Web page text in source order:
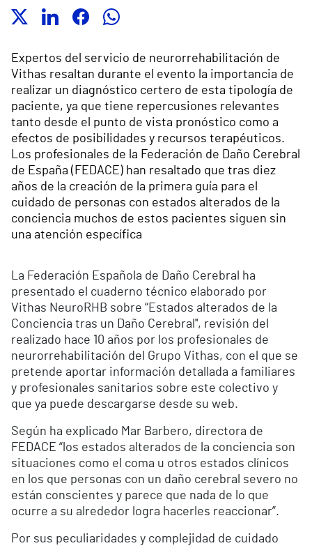
Expertos del servicio de neurorrehabilitación de
Vithas resaltan durante el evento la importancia de
realizar un diagnóstico certero de esta tipología de
paciente, ya que tiene repercusiones relevantes
tanto desde el punto de vista pronóstico como a
efectos de posibilidades y recursos terapéuticos.
Los profesionales de la Federación de Daño Cerebral
de España (FEDACE) han resaltado que tras diez
años de la creación de la primera guía para el
cuidado de personas con estados alterados de la
conciencia muchos de estos pacientes siguen sin
una atención específica
La Federación Española de Daño Cerebral ha
presentado el cuaderno técnico elaborado por
Vithas NeuroRHB sobre “Estados alterados de la
Conciencia tras un Daño Cerebral'', revisión del
realizado hace 10 años por los profesionales de
neurorrehabilitación del Grupo Vithas, con el que se
pretende aportar información detallada a familiares
y profesionales sanitarios sobre este colectivo y
que ya puede descargarse desde su web.
Según ha explicado Mar Barbero, directora de
FEDACE “los estados alterados de la conciencia son
situaciones como el coma u otros estados clínicos
en los que personas con un daño cerebral severo no
están conscientes y parece que nada de lo que
ocurre a su alrededor logra hacerles reaccionar”.
Por sus peculiaridades y complejidad de cuidado